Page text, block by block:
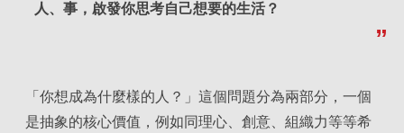
人、事，啟發你思考自己想要的生活？
「你想成為什麼樣的人？」這個問題分為兩部分，一個
是抽象的核心價值，例如同理心、創意、組織力等等希